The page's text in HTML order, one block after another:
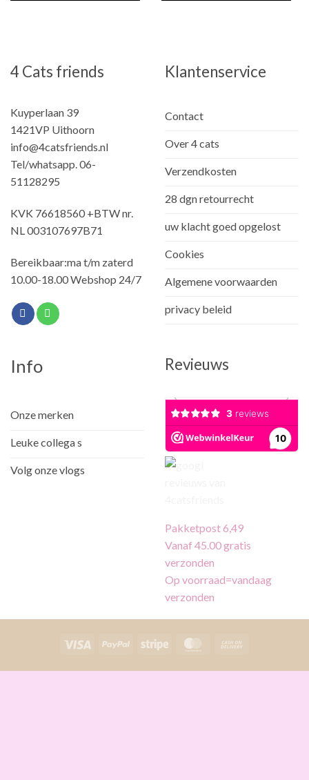
4 Cats friends
Kuyperlaan 39
1421VP Uithoorn
info@4catsfriends.nl
Tel/whatsapp. 06-
51128295
KVK 76618560 +BTW nr.
NL 003107697B71
Bereikbaar:ma t/m zaterd
10.00-18.00 Webshop 24/7
Klantenservice
Contact
Over 4 cats
Verzendkosten
28 dgn retourrecht
uw klacht goed opgelost
Cookies
Algemene voorwaarden
privacy beleid
Info
Onze merken
Leuke collega s
Volg onze vlogs
Revieuws
Pakketpost 6,49
Vanaf 45.00 gratis
verzonden
Op voorraad=vandaag
verzonden
Visa PayPal Stripe MasterCard
Delivery